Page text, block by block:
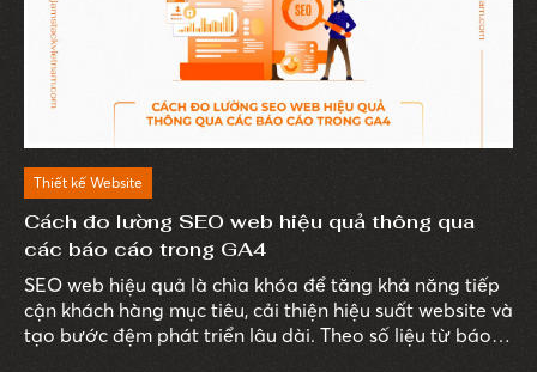
Thiết kế Website
Cách đo lường SEO web hiệu quả thông qua
các báo cáo trong GA4
SEO web hiệu quả là chìa khóa để tăng khả năng tiếp
cận khách hàng mục tiêu, cải thiện hiệu suất website và
tạo bước đệm phát triển lâu dài. Theo số liệu từ báo